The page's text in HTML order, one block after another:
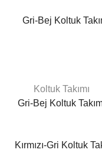
Koltuk Takımı
Gri-Bej Koltuk